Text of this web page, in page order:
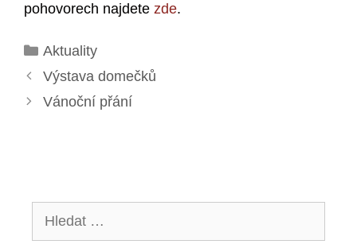
pohovorech najdete zde.
Rubriky
Aktuality
Výstava domečků
Vánoční přání
Hledat: